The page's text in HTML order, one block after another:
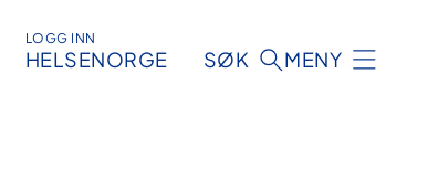
LOGG INN
HELSENORGE SØK MENY